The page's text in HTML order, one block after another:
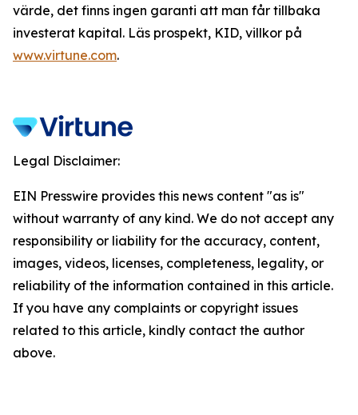
värde, det finns ingen garanti att man får tillbaka
investerat kapital. Läs prospekt, KID, villkor på
www.virtune.com.
Legal Disclaimer:
EIN Presswire provides this news content "as is"
without warranty of any kind. We do not accept any
responsibility or liability for the accuracy, content,
images, videos, licenses, completeness, legality, or
reliability of the information contained in this article.
If you have any complaints or copyright issues
related to this article, kindly contact the author
above.